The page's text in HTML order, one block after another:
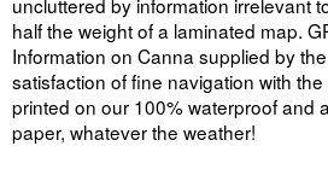
half the weight of a laminated map.
Information on Canna supplied by
satisfaction of fine navigation with
printed on our 100% waterproof and
paper, whatever the weather!